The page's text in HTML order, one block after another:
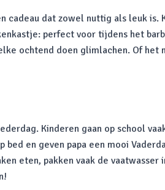
cadeau dat zowel nuttig als leuk is.
perfect voor tijdens het
ochtend doen glimlachen. Of het
Kinderen gaan op school
en geven papa een mooi
eten, pakken vaak de vaatwasser